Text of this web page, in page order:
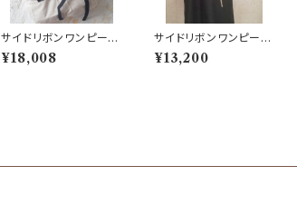
サイドリボンワンピース
親子ギフトセット
¥18,008
サイドリボンワンピース
ノースリーブ
¥13,200